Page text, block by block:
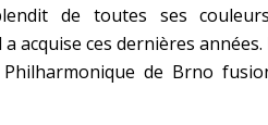
de toutes ses
a acquise ces dernières
de Brno